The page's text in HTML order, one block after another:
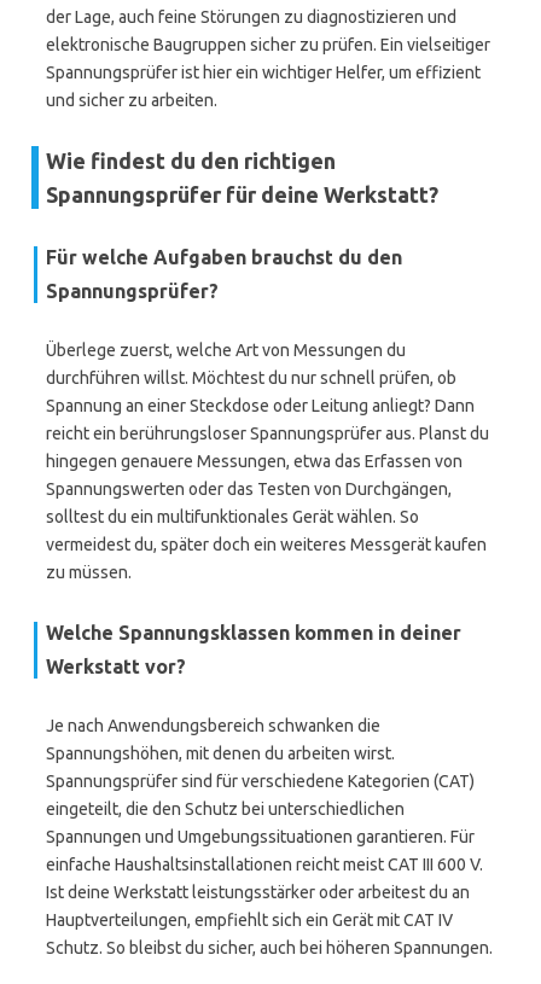
der Lage, auch feine Störungen zu diagnostizieren und
elektronische Baugruppen sicher zu prüfen. Ein vielseitiger
Spannungsprüfer ist hier ein wichtiger Helfer, um effizient
und sicher zu arbeiten.
Wie findest du den richtigen
Spannungsprüfer für deine Werkstatt?
Für welche Aufgaben brauchst du den
Spannungsprüfer?
Überlege zuerst, welche Art von Messungen du
durchführen willst. Möchtest du nur schnell prüfen, ob
Spannung an einer Steckdose oder Leitung anliegt? Dann
reicht ein berührungsloser Spannungsprüfer aus. Planst du
hingegen genauere Messungen, etwa das Erfassen von
Spannungswerten oder das Testen von Durchgängen,
solltest du ein multifunktionales Gerät wählen. So
vermeidest du, später doch ein weiteres Messgerät kaufen
zu müssen.
Welche Spannungsklassen kommen in deiner
Werkstatt vor?
Je nach Anwendungsbereich schwanken die
Spannungshöhen, mit denen du arbeiten wirst.
Spannungsprüfer sind für verschiedene Kategorien (CAT)
eingeteilt, die den Schutz bei unterschiedlichen
Spannungen und Umgebungssituationen garantieren. Für
einfache Haushaltsinstallationen reicht meist CAT III 600 V.
Ist deine Werkstatt leistungsstärker oder arbeitest du an
Hauptverteilungen, empfiehlt sich ein Gerät mit CAT IV
Schutz. So bleibst du sicher, auch bei höheren Spannungen.